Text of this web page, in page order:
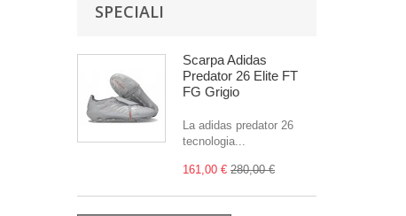
SPECIALI
Scarpa Adidas
Predator 26 Elite FT
FG Grigio
La adidas predator 26
tecnologia...
161,00 € 280,00 €